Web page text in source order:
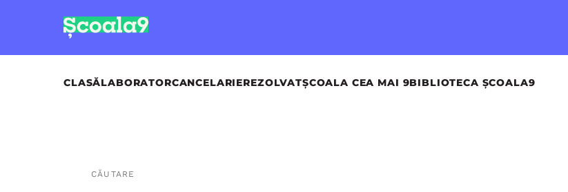
CLASĂLABORATORCANCELARIEREZOLVATȘCOALA CEA MAI 9BIBLIOTECA ȘCOALA9
CĂUTARE